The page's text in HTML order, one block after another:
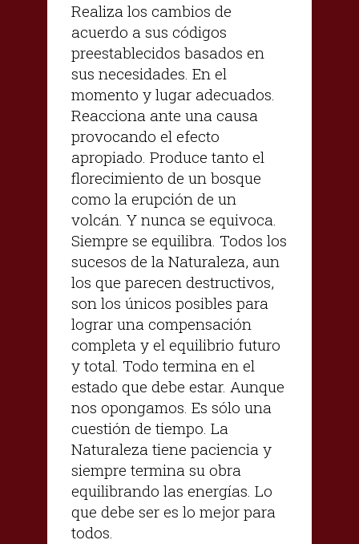
Realiza los cambios de
acuerdo a sus códigos
preestablecidos basados en
sus necesidades. En el
momento y lugar adecuados.
Reacciona ante una causa
provocando el efecto
apropiado. Produce tanto el
florecimiento de un bosque
como la erupción de un
volcán. Y nunca se equivoca.
Siempre se equilibra. Todos los
sucesos de la Naturaleza, aun
los que parecen destructivos,
son los únicos posibles para
lograr una compensación
completa y el equilibrio futuro
y total. Todo termina en el
estado que debe estar. Aunque
nos opongamos. Es sólo una
cuestión de tiempo. La
Naturaleza tiene paciencia y
siempre termina su obra
equilibrando las energías. Lo
que debe ser es lo mejor para
todos.